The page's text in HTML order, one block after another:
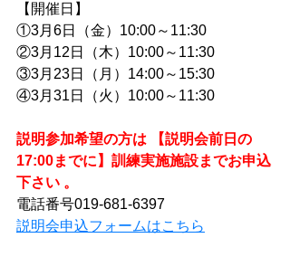
【開催日】
①3月6日（金）10:00～11:30
②3月12日（木）10:00～11:30
③3月23日（月）14:00～15:30
④3月31日（火）10:00～11:30
説明参加希望の方は 【説明会前日の
17:00までに】訓練実施施設までお申込
下さい 。
電話番号019-681-6397
説明会申込フォームはこちら